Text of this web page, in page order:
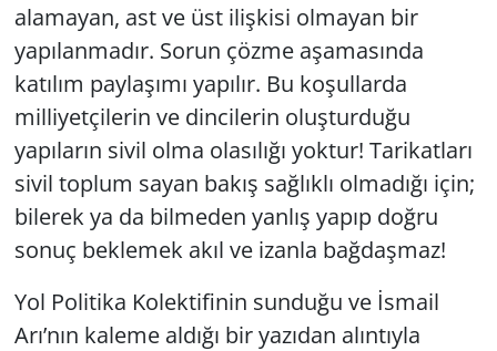
alamayan, ast ve üst ilişkisi olmayan bir
yapılanmadır. Sorun çözme aşamasında
katılım paylaşımı yapılır. Bu koşullarda
milliyetçilerin ve dincilerin oluşturduğu
yapıların sivil olma olasılığı yoktur! Tarikatları
sivil toplum sayan bakış sağlıklı olmadığı için;
bilerek ya da bilmeden yanlış yapıp doğru
sonuç beklemek akıl ve izanla bağdaşmaz!
Yol Politika Kolektifinin sunduğu ve İsmail
Arı’nın kaleme aldığı bir yazıdan alıntıyla